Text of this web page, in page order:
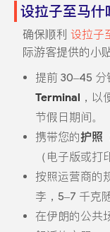
设拉子至马什
确保顺利 设拉子
际游客提供的小
提前 30–45
Terminal ，以
节假日期间。
携带您的护照
（电子版或打
按照运营商的
李，5–7 千克
在伊朗的公共